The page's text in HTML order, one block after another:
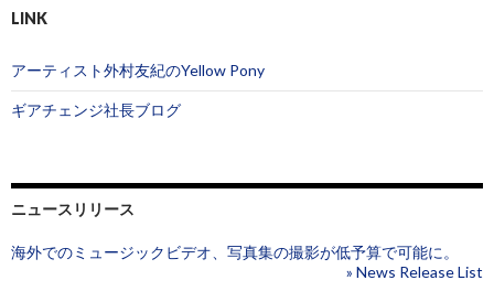
LINK
アーティスト外村友紀のYellow Pony
ギアチェンジ社長ブログ
ニュースリリース
海外でのミュージックビデオ、写真集の撮影が低予算で可能に。
» News Release List